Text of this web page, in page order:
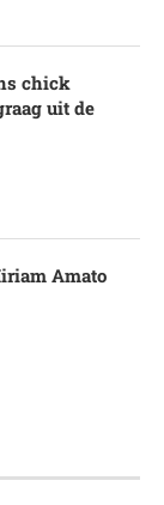
chick
uit de
Amato